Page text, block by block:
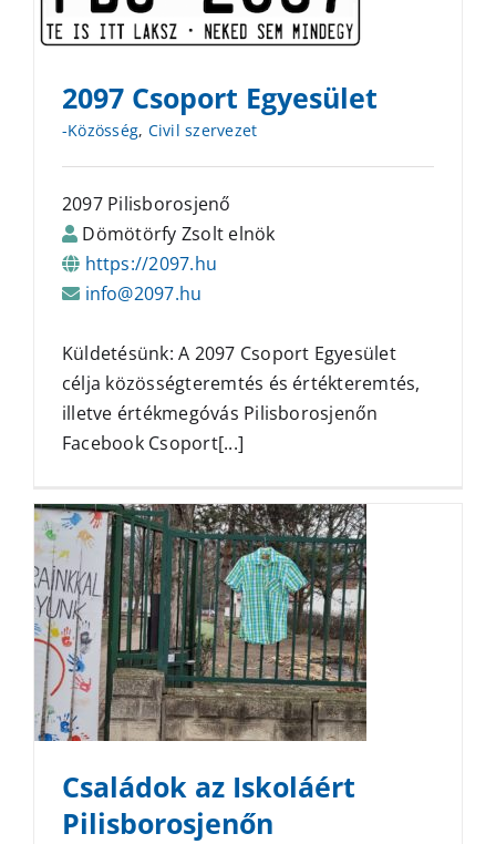
2097 Csoport Egyesület
-Közösség, Civil szervezet
2097 Pilisborosjenő
Dömötörfy Zsolt elnök
https://2097.hu
info@2097.hu
Küldetésünk: A 2097 Csoport Egyesület
célja közösségteremtés és értékteremtés,
illetve értékmegóvás Pilisborosjenőn
Facebook Csoport[...]
Családok az Iskoláért
Pilisborosjenőn